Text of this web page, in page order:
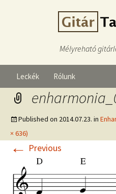
Mélyreható
Leckék Rólunk
Published on 2014.07.23. in
× 636)
← Previous